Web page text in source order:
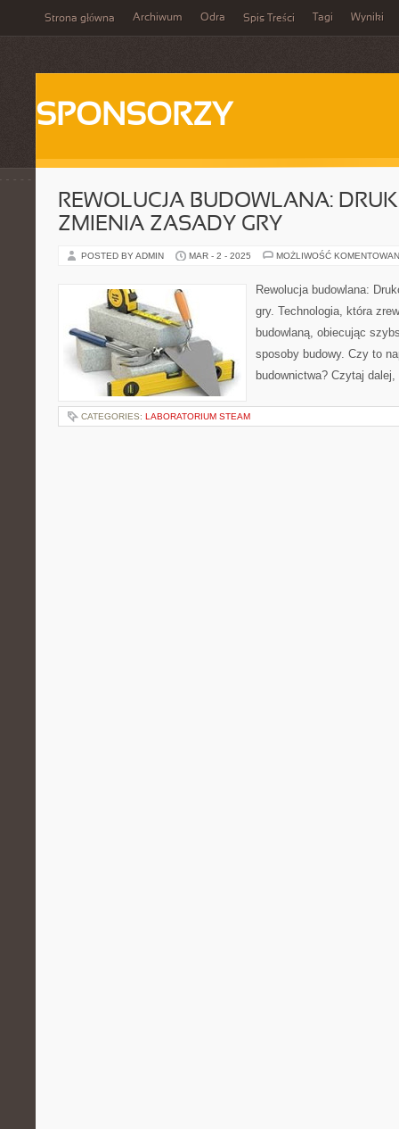
Strona główna Archiwum Odra Spis Treści Tagi Wyniki
SPONSORZY
REWOLUCJA BUDOWLANA:
ZMIENIA ZASADY GRY
POSTED BY ADMIN MAR - 2 - 2025 MOŻLIWOŚĆ
Rewolucja budowlana:
gry. Technologia, która
budowlaną, obiecując
sposoby budowy. Czy to
budownictwa? Czytaj
CATEGORIES: LABORATORIUM STEAM